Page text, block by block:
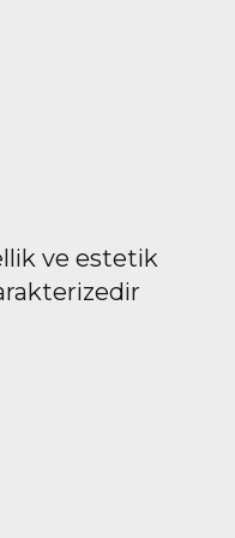
ve estetik